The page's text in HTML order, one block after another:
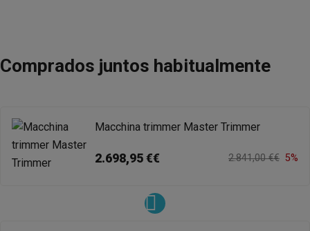
Comprados juntos habitualmente
Macchina trimmer Master Trimmer
2.698,95 €€ 2.841,00 €€ 5%